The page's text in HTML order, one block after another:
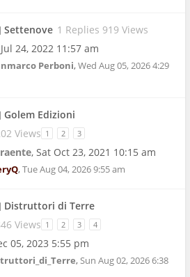
Settenove 1 Replies 919 Views
24, 2022 11:57 am
Perboni,Wed Aug 05, 2026 4:29
Golem Edizioni
Views 1 2 3
, Sat Oct 23, 2021 10:15 am
,Tue Aug 04, 2026 9:55 am
Distruttori di Terre
Views 1 2 3 4
05, 2023 5:55 pm
,Sun Aug 02, 2026 6:38